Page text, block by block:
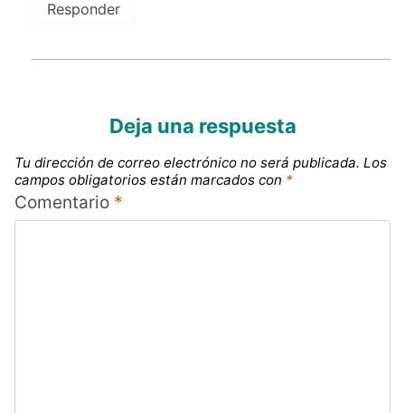
Responder
Deja una respuesta
Tu dirección de correo electrónico no será publicada. Los
campos obligatorios están marcados con *
Comentario *